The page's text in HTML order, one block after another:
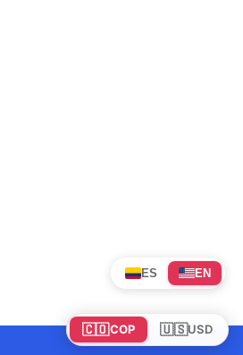
🇨🇴COP 🇺🇸USD
ES EN